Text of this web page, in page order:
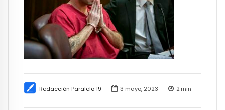
Redacción Paralelo 19 3 mayo, 2023 2 min